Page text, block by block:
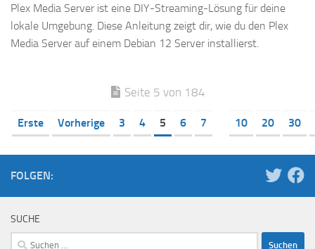
Plex Media Server ist eine DIY-Streaming-Lösung für deine
lokale Umgebung. Diese Anleitung zeigt dir, wie du den Plex
Media Server auf einem Debian 12 Server installierst.
Seite 5 von 184
Erste Vorherige 3 4 5 6 7 10 20 30
FOLGEN:
SUCHE
Suchen